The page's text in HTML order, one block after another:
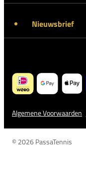
Nieuwsbrief
Algemene Voorwaarden
© 2026 PassaTennis